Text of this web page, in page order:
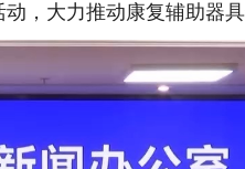
，大力推动康复辅助器具